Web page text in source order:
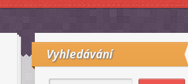
Vyhledávání